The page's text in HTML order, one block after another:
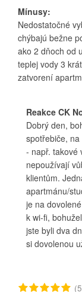
Mínusy:
Nedostatočné
chýbajú bežne
ako 2 dňoch od
teplej vody 3
zatvorení
Reakce CK
Dobrý den,
spotřebiče,
- např. takové
nepoužívají
klientům.
apartmánu/
je na
k wi-fi,
jste byli dva
si dovolenou